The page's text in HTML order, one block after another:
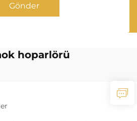
Gönder
hoparlörü